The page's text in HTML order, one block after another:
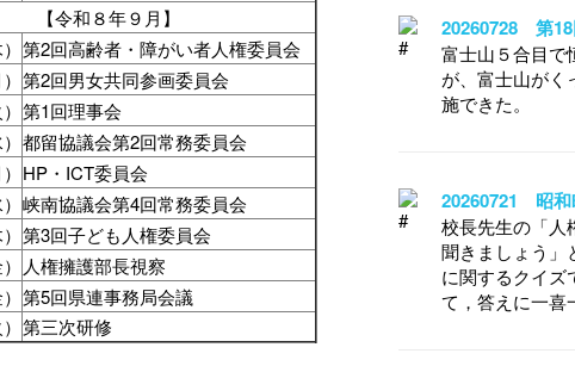
【令和８年９月】
第2回高齢者・障がい者人権委員会
第2回男女共同参画委員会
第1回理事会
都留協議会第2回常務委員会
HP・ICT委員会
峡南協議会第4回常務委員会
第3回子ども人権委員会
人権擁護部長視察
第5回県連事務局会議
第三次研修
20260728 第18
富士山５合目で
が、富士山がく
施できた。
20260721 昭
校長先生の「人
聞きましょう」
に関するクイズ
て，答えに一喜